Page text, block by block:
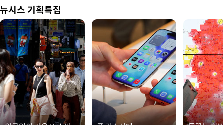
뉴시스 기획특집